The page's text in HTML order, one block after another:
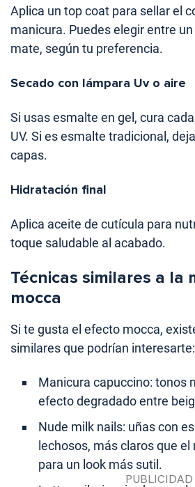
Aplica un top coat para sellar el
manicura. Puedes elegir entre
mate, según tu preferencia.
Secado con lámpara Uv o aire
Si usas esmalte en gel, cura
UV. Si es esmalte tradicional,
capas.
Hidratación final
Aplica aceite de cutícula para
toque saludable al acabado.
Técnicas similares a la
mocca
Si te gusta el efecto mocca,
similares que podrían interesarte:
Manicura capuccino: tonos
efecto degradado entre
Nude milk nails: uñas con
lechosos, más claros que
para un look más sutil.